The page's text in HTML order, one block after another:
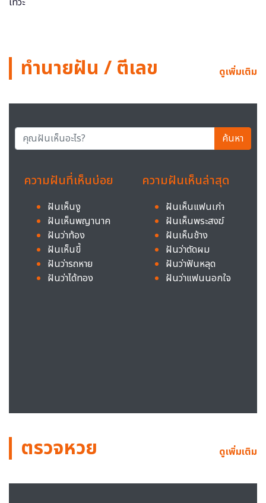
ทำนายฝัน / ตีเลข ดูเพิ่มเติม
ค้นหา
ความฝันที่เห็นบ่อย
ฝันเห็นงู
ฝันเห็นพญานาค
ฝันว่าท้อง
ฝันเห็นขี้
ฝันว่ารถหาย
ฝันว่าได้ทอง
ความฝันเห็นล่าสุด
ฝันเห็นแฟนเก่า
ฝันเห็นพระสงฆ์
ฝันเห็นช้าง
ฝันว่าตัดผม
ฝันว่าฟันหลุด
ฝันว่าแฟนนอกใจ
ตรวจหวย ดูเพิ่มเติม